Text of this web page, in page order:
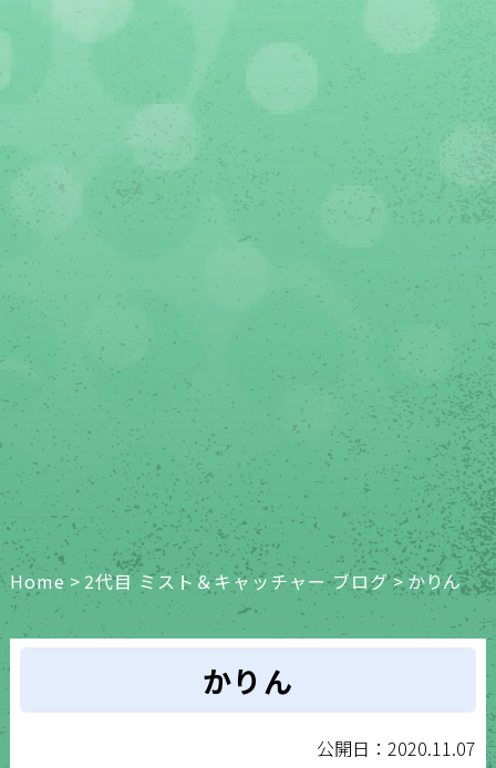
Home > 2代目 ミスト＆キャッチャー ブログ>かりん
かりん
公開日：2020.11.07